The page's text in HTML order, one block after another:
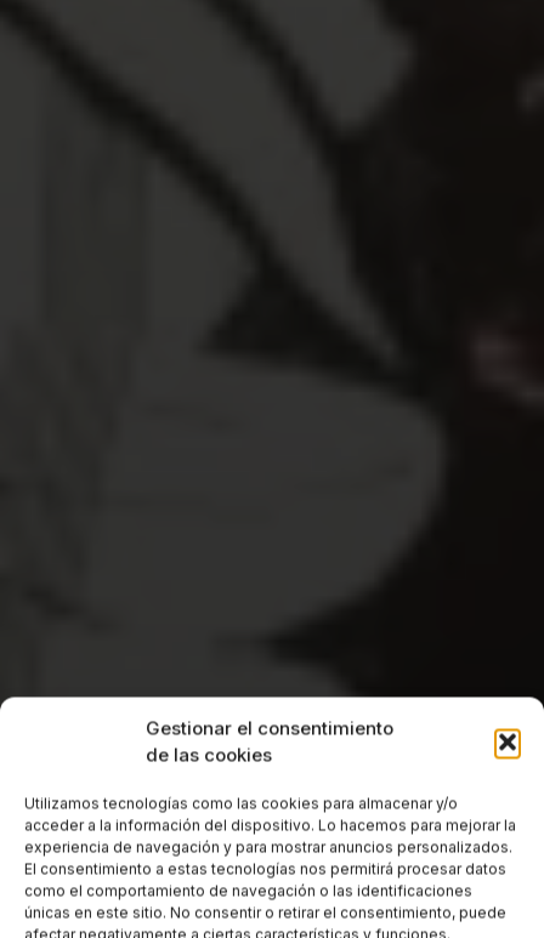
Gestionar el consentimiento
de las cookies
Utilizamos tecnologías como las cookies para almacenar y/o
acceder a la información del dispositivo. Lo hacemos para mejorar la
experiencia de navegación y para mostrar anuncios personalizados.
El consentimiento a estas tecnologías nos permitirá procesar datos
como el comportamiento de navegación o las identificaciones
únicas en este sitio. No consentir o retirar el consentimiento, puede
afectar negativamente a ciertas características y funciones.